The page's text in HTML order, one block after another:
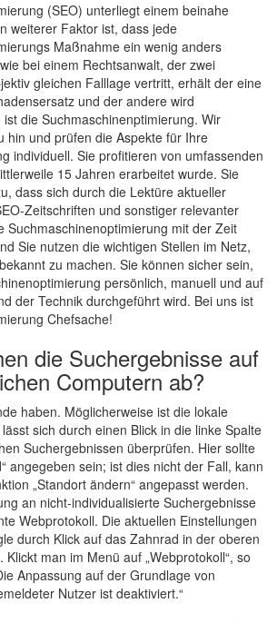
(SEO) unterliegt einem beinahe
weiterer Faktor ist, dass jede
Maßnahme ein wenig anders
bei einem Rechtsanwalt, der zwei
gleichen Falllage vertritt, erhält der eine
und der andere wird
die Suchmaschinenptimierung. Wir
hin und prüfen die Aspekte für Ihre
individuell. Sie profitieren von umfassenden
15 Jahren erarbeitet wurde. Sie
dass sich durch die Lektüre aktueller
Zeitschriften und sonstiger relevanter
Suchmaschinenoptimierung mit der Zeit
Sie nutzen die wichtigen Stellen im Netz,
zu machen. Sie können sicher sein,
persönlich, manuell und auf
der Technik durchgeführt wird. Bei uns ist
Chefsache!
die Suchergebnisse auf
Computern ab?
haben. Möglicherweise ist die lokale
sich durch einen Blick in die linke Spalte
Suchergebnissen überprüfen. Hier sollte
angegeben sein; ist dies nicht der Fall, kann
„Standort ändern“ angepasst werden.
an nicht-individualisierte Suchergebnisse
Webprotokoll. Die aktuellen Einstellungen
durch Klick auf das Zahnrad in der oberen
man im Menü auf „Webprotokoll“, so
Anpassung auf der Grundlage von
Nutzer ist deaktiviert.“